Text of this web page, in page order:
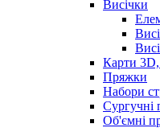
Висічки
Карти 3D,
Пряжки
Набори
Сургучні
Об'ємні